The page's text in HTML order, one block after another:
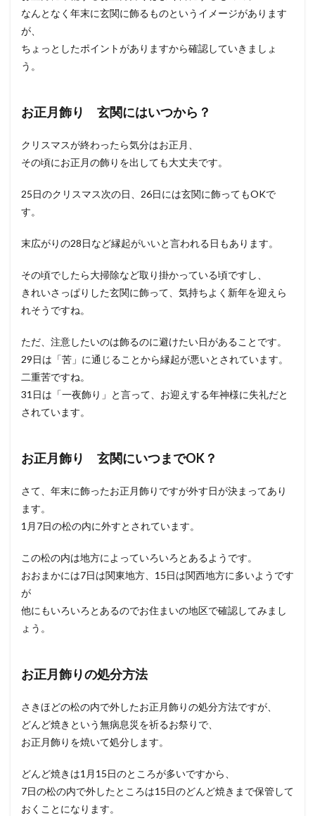
なんとなく年末に玄関に飾るものというイメージがあります
が、
ちょっとしたポイントがありますから確認していきましょ
う。
お正月飾り 玄関にはいつから？
クリスマスが終わったら気分はお正月、
その頃にお正月の飾りを出しても大丈夫です。
25日のクリスマス次の日、26日には玄関に飾ってもOKで
す。
末広がりの28日など縁起がいいと言われる日もあります。
その頃でしたら大掃除など取り掛かっている頃ですし、
きれいさっぱりした玄関に飾って、気持ちよく新年を迎えら
れそうですね。
ただ、注意したいのは飾るのに避けたい日があることです。
29日は「苦」に通じることから縁起が悪いとされています。
二重苦ですね。
31日は「一夜飾り」と言って、お迎えする年神様に失礼だと
されています。
お正月飾り 玄関にいつまでOK？
さて、年末に飾ったお正月飾りですが外す日が決まってあり
ます。
1月7日の松の内に外すとされています。
この松の内は地方によっていろいろとあるようです。
おおまかには7日は関東地方、15日は関西地方に多いようです
が
他にもいろいろとあるのでお住まいの地区で確認してみまし
ょう。
お正月飾りの処分方法
さきほどの松の内で外したお正月飾りの処分方法ですが、
どんど焼きという無病息災を祈るお祭りで、
お正月飾りを焼いて処分します。
どんど焼きは1月15日のところが多いですから、
7日の松の内で外したところは15日のどんど焼きまで保管して
おくことになります。